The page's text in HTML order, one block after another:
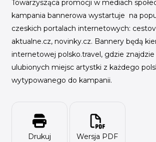
Towarzysząca promocji w mediach
kampania bannerowa wystartuje na
czeskich portalach internetowych:
aktualne.cz, novinky.cz. Bannery będą
internetowej polsko.travel, gdzie znajdzie
ulubionych miejsc artystki z każdego
wytypowanego do kampanii.
Drukuj Wersja PDF